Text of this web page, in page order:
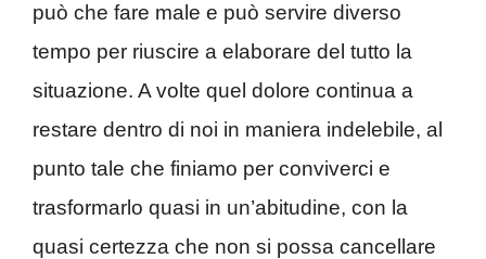
può che fare male e può servire diverso
tempo per riuscire a elaborare del tutto la
situazione. A volte quel dolore continua a
restare dentro di noi in maniera indelebile, al
punto tale che finiamo per conviverci e
trasformarlo quasi in un’abitudine, con la
quasi certezza che non si possa cancellare